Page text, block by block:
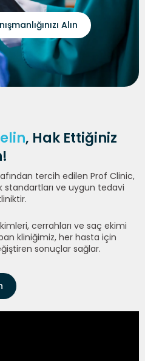
Alın
, Hak Ettiğiniz
tercih edilen Prof Clinic,
standartları ve uygun tedavi
cerrahları ve saç ekimi
kliniğimiz, her hasta için
sonuçlar sağlar.